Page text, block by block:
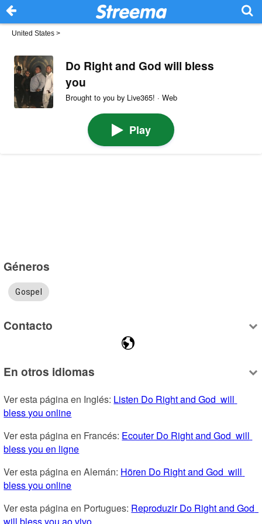
United States >
Do Right and God will bless
you
Brought to you by Live365! · Web
Play
Géneros
Gospel
Contacto
En otros idiomas
Ver esta página en Inglés: Listen Do Right and God  will
bless you online
Ver esta página en Francés: Ecouter Do Right and God  will
bless you en ligne
Ver esta página en Alemán: Hören Do Right and God  will
bless you online
Ver esta página en Portugues: Reproduzir Do Right and God